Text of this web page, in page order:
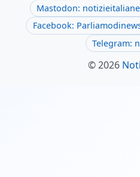
Mastodon: notizieitaliane
Facebook:
Telegram:
© 2026